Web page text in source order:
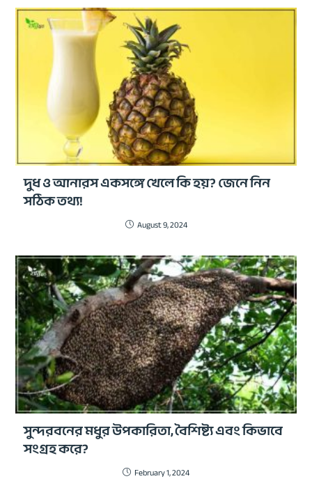
দুধ ও আনারস একসঙ্গে খেলে কি হয়? জেনে নিন
সঠিক তথ্য!
August 9, 2024
সুন্দরবনের মধুর উপকারিতা, বৈশিষ্ট্য এবং কিভাবে
সংগ্রহ করে?
February 1, 2024